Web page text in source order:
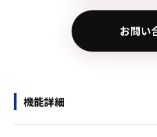
お問い
機能詳細